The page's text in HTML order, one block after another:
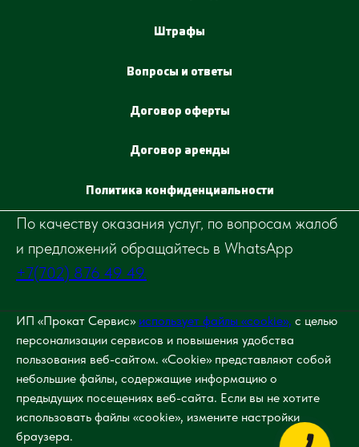
Штрафы
Вопросы и ответы
Договор оферты
Договор аренды
Политика конфиденциальности
По качеству оказания услуг, по вопросам жалоб
и предложений обращайтесь в WhatsApp
+7(702) 876 49 49.
ИП «Прокат Сервис» использует файлы «cookie», с целью
персонализации сервисов и повышения удобства
пользования веб-сайтом. «Cookie» представляют собой
небольшие файлы, содержащие информацию о
предыдущих посещениях веб-сайта. Если вы не хотите
использовать файлы «cookie», измените настройки
браузера.